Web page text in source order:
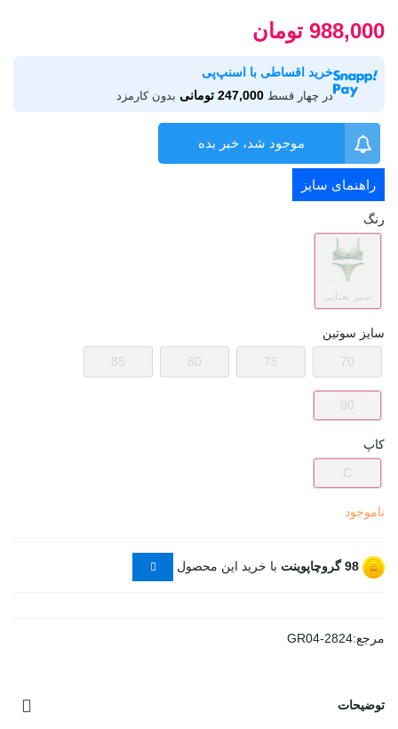
988,000 تومان
خرید اقساطی با اسنپ‌پی
در چهار قسط 247,000 تومانی بدون کارمزد
موجود شد، خبر بده
راهنمای سایز
رنگ
سبز نعنایی
سایز سوتین
70
75
80
85
90
کاپ
C
ناموجود
98گروچاپوینت با خرید این محصول
مرجع:GR04-2824
توضیحات